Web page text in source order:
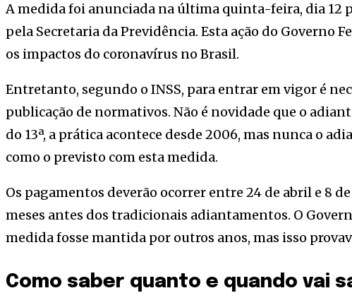
A medida foi anunciada na última quinta-feira, dia 12
pela Secretaria da Previdência. Esta ação do Governo
os impactos do coronavírus no Brasil.
Entretanto, segundo o INSS, para entrar em vigor é
publicação de normativos. Não é novidade que o
do 13ª, a prática acontece desde 2006, mas nunca o
como o previsto com esta medida.
Os pagamentos deverão ocorrer entre 24 de abril e 8
meses antes dos tradicionais adiantamentos. O
medida fosse mantida por outros anos, mas isso
Como saber quanto e quando vai